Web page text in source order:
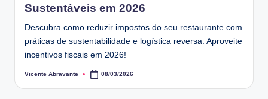
Sustentáveis em 2026
Descubra como reduzir impostos do seu restaurante com
práticas de sustentabilidade e logística reversa. Aproveite
incentivos fiscais em 2026!
Posted
Vicente Abravante 08/03/2026